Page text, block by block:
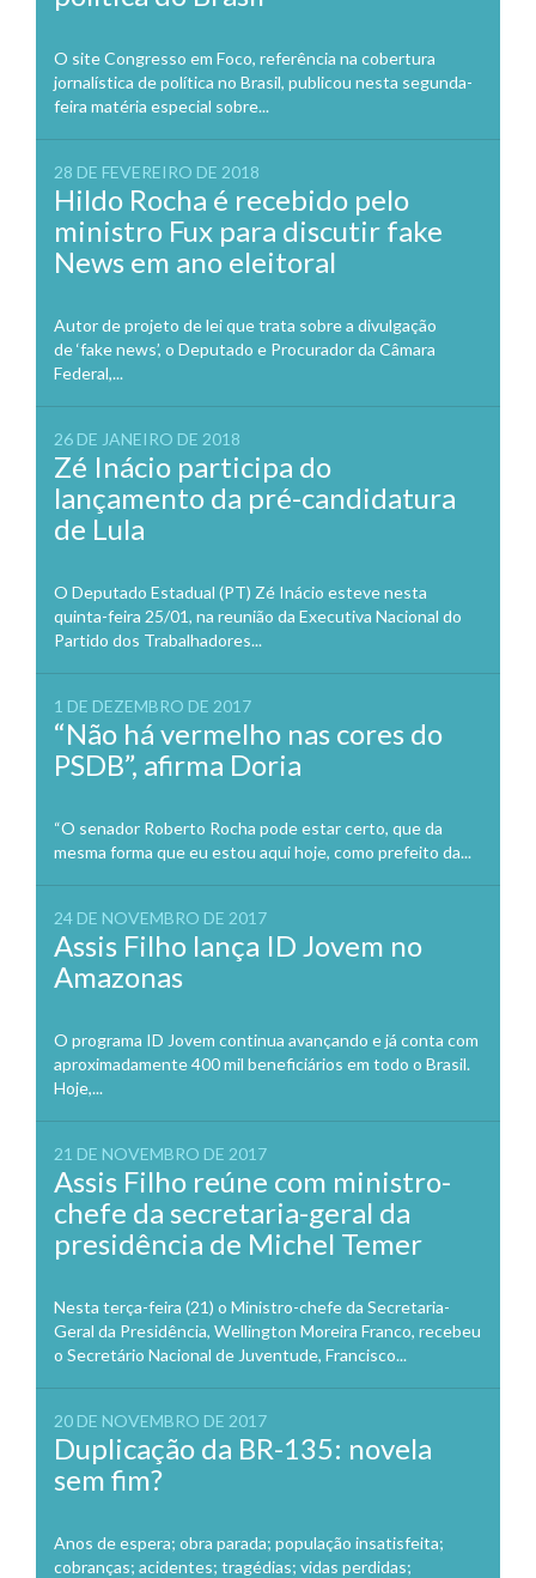
O site Congresso em Foco, referência na cobertura
jornalística de política no Brasil, publicou nesta segunda-
feira matéria especial sobre...
28 DE FEVEREIRO DE 2018
Hildo Rocha é recebido pelo
ministro Fux para discutir fake
News em ano eleitoral
Autor de projeto de lei que trata sobre a divulgação
de ‘fake news’, o Deputado e Procurador da Câmara
Federal,...
26 DE JANEIRO DE 2018
Zé Inácio participa do
lançamento da pré-candidatura
de Lula
O Deputado Estadual (PT) Zé Inácio esteve nesta
quinta-feira 25/01, na reunião da Executiva Nacional do
Partido dos Trabalhadores...
1 DE DEZEMBRO DE 2017
“Não há vermelho nas cores do
PSDB”, afirma Doria
“O senador Roberto Rocha pode estar certo, que da
mesma forma que eu estou aqui hoje, como prefeito da...
24 DE NOVEMBRO DE 2017
Assis Filho lança ID Jovem no
Amazonas
O programa ID Jovem continua avançando e já conta com
aproximadamente 400 mil beneficiários em todo o Brasil.
Hoje,...
21 DE NOVEMBRO DE 2017
Assis Filho reúne com ministro-
chefe da secretaria-geral da
presidência de Michel Temer
Nesta terça-feira (21) o Ministro-chefe da Secretaria-
Geral da Presidência, Wellington Moreira Franco, recebeu
o Secretário Nacional de Juventude, Francisco...
20 DE NOVEMBRO DE 2017
Duplicação da BR-135: novela
sem fim?
Anos de espera; obra parada; população insatisfeita;
cobranças; acidentes; tragédias; vidas perdidas;